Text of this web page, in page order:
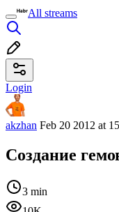
All streams
Login
akzhan Feb 20 2012 at
Создание
3 min